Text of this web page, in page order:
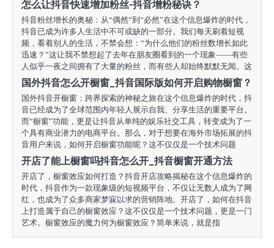
怎么让抖音快速增加粉丝-抖音增粉秘诀？
抖音粉丝增长的奥秘：从“偶然”到“必然”在这个信息爆炸的时代，
抖音已成为许多人生活中不可或缺的一部分。我们每天刷着短视
频，看着别人的生活，不禁会想：“为什么他们的粉丝数增长如此
迅速？”这让我不禁想起了去年在朋友圈看到的一个现象——有些
人似乎一夜之间拥有了大量的粉丝，而有些人却始终默默无闻。这
国外抖音怎么开橱窗_抖音国际版如何开启购物橱窗？
国外抖音开橱窗：跨界探索的神秘之旅在这个信息爆炸的时代，抖
音已经成为了全球范围内年轻人展示自我、分享生活的重要平台。
而“橱窗”功能，更是让抖音从单纯的娱乐社交工具，转变成为了一
个具有商业潜力的电商平台。那么，对于想要在海外市场拓展的抖
音用户来说，如何开启橱窗功能呢？这不仅仅是一个技术问题
开店了能上橱窗吗抖音怎么开_抖音橱窗开通方法
开店了，橱窗效应如何打造？抖音开店攻略揭秘在这个信息爆炸的
时代，抖音作为一款现象级的短视频平台，不仅让无数人成为了网
红，也成为了众多商家梦寐以求的营销阵地。开店了，如何在抖音
上打造属于自己的橱窗效应？这不仅仅是一个技术问题，更是一门
艺术。橱窗效应的魔力何为橱窗效应？简单来说，就是指